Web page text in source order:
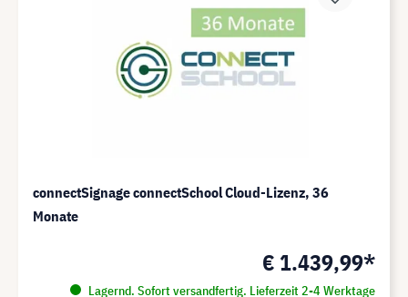
connectSignage connectSchool Cloud-Lizenz, 36
Monate
€ 1.439,99*
Lagernd. Sofort versandfertig. Lieferzeit 2-4 Werktage